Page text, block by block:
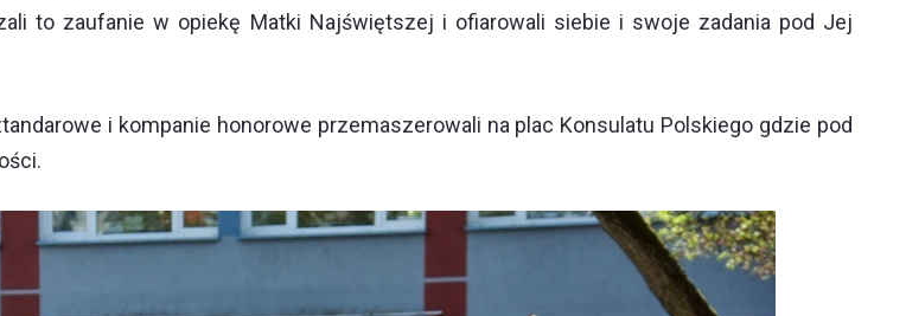
to zaufanie w opiekę Matki Najświętszej i ofiarowali siebie i swoje zadania pod Jej
i kompanie honorowe przemaszerowali na plac Konsulatu Polskiego gdzie pod